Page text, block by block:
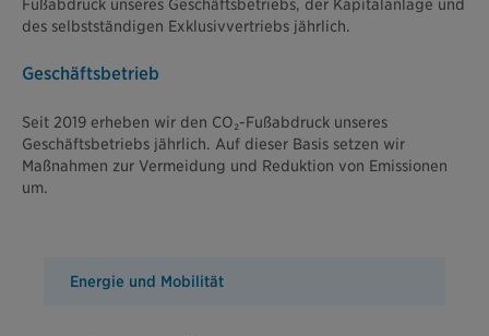
Fußabdruck unseres Geschäftsbetriebs, der Kapitalanlage und
des selbstständigen Exklusivvertriebs jährlich.
Geschäftsbetrieb
Seit 2019 erheben wir den CO₂-Fußabdruck unseres
Geschäftsbetriebs jährlich. Auf dieser Basis setzen wir
Maßnahmen zur Vermeidung und Reduktion von Emissionen
um.
Energie und Mobilität